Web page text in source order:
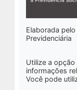
Elaborada
Previdenciária
Utilize a opção
informações
Você pode